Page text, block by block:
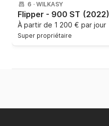
6 · WILKASY
Flipper - 900 ST (2022)
À partir de 1 200 € par jour
Super propriétaire